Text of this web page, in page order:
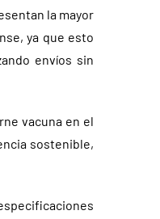
la mayor
ya que esto
envíos sin
vacuna en el
sostenible,